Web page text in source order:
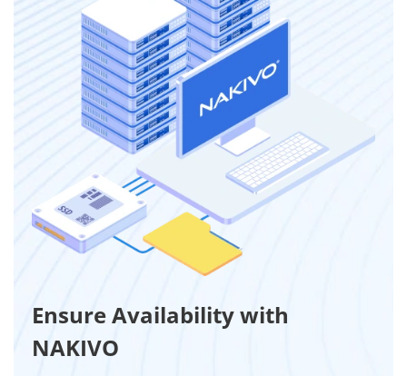
Ensure Availability with
NAKIVO